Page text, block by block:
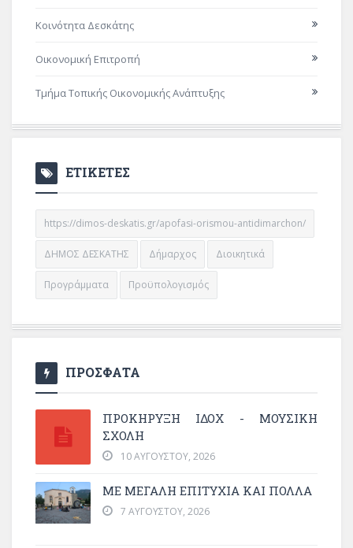
Κοινότητα Δεσκάτης
Οικονομική Επιτροπή
Τμήμα Τοπικής Οικονομικής Ανάπτυξης
ΕΤΙΚΕΤΕΣ
https://dimos-deskatis.gr/apofasi-orismou-antidimarchon/
ΔΗΜΟΣ ΔΕΣΚΑΤΗΣ Δήμαρχος Διοικητικά
Προγράμματα Προϋπολογισμός
ΠΡΟΣΦΑΤΑ
ΠΡΟΚΗΡΥΞΗ ΙΔΟΧ - ΜΟΥΣΙΚΗ
ΣΧΟΛΗ
10 ΑΥΓΟΎΣΤΟΥ, 2026
ΜΕ ΜΕΓΆΛΗ ΕΠΙΤΥΧΊΑ ΚΑΙ ΠΟΛΛΆ
7 ΑΥΓΟΎΣΤΟΥ, 2026